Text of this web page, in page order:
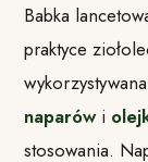
Babka
praktyce
naparówi
stosowania.